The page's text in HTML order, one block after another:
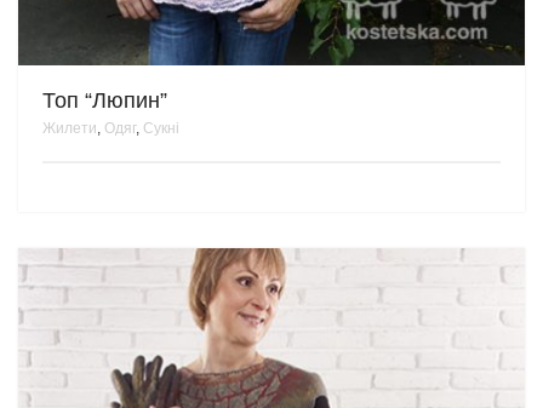
Топ “Люпин”
Жилети, Одяг, Сукні